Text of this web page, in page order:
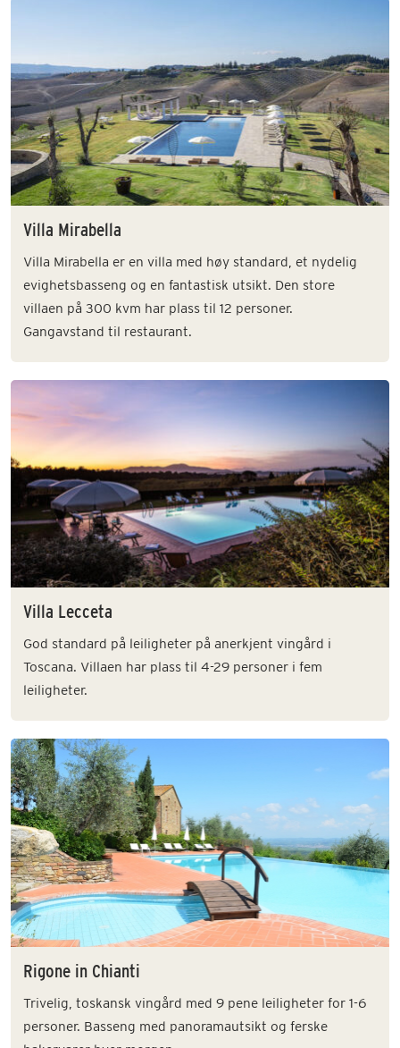
Villa Mirabella
Villa Mirabella er en villa med høy standard, et nydelig
evighetsbasseng og en fantastisk utsikt. Den store
villaen på 300 kvm har plass til 12 personer.
Gangavstand til restaurant.
Villa Lecceta
God standard på leiligheter på anerkjent vingård i
Toscana. Villaen har plass til 4-29 personer i fem
leiligheter.
Rigone in Chianti
Trivelig, toskansk vingård med 9 pene leiligheter for 1-6
personer. Basseng med panoramautsikt og ferske